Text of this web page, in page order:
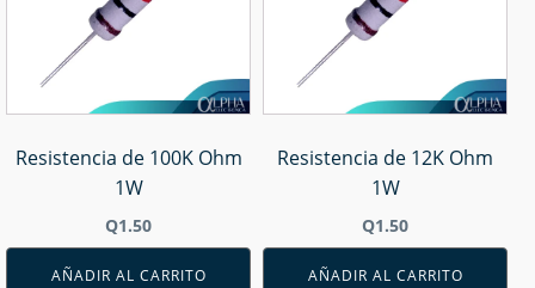
Resistencia de 100K Ohm
1W
Q1.50
AÑADIR AL CARRITO
Resistencia de 12K Ohm
1W
Q1.50
AÑADIR AL CARRITO